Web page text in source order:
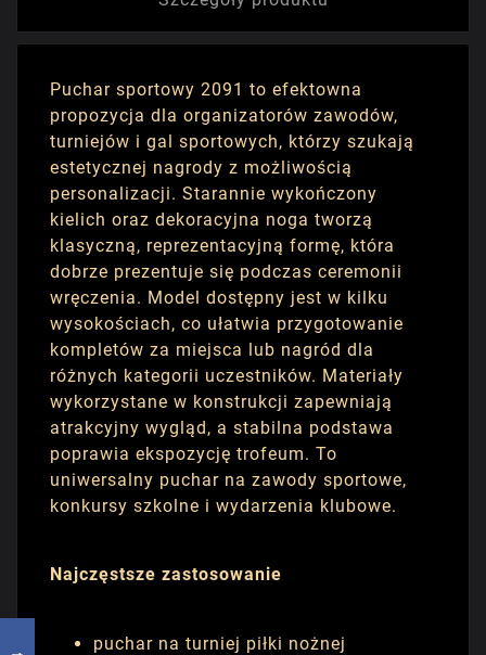
Puchar sportowy 2091 to efektowna
propozycja dla organizatorów zawodów,
turniejów i gal sportowych, którzy szukają
estetycznej nagrody z możliwością
personalizacji. Starannie wykończony
kielich oraz dekoracyjna noga tworzą
klasyczną, reprezentacyjną formę, która
dobrze prezentuje się podczas ceremonii
wręczenia. Model dostępny jest w kilku
wysokościach, co ułatwia przygotowanie
kompletów za miejsca lub nagród dla
różnych kategorii uczestników. Materiały
wykorzystane w konstrukcji zapewniają
atrakcyjny wygląd, a stabilna podstawa
poprawia ekspozycję trofeum. To
uniwersalny puchar na zawody sportowe,
konkursy szkolne i wydarzenia klubowe.
Najczęstsze zastosowanie
puchar na turniej piłki nożnej